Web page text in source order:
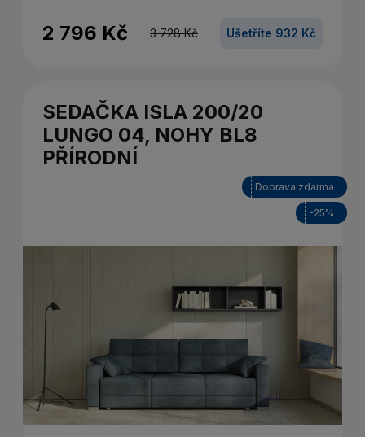
2 796 Kč 3 728 Kč Ušetříte 932 Kč
SEDAČKA ISLA 200/20
LUNGO 04, NOHY BL8
PŘÍRODNÍ
-25%
Doprava zdarma